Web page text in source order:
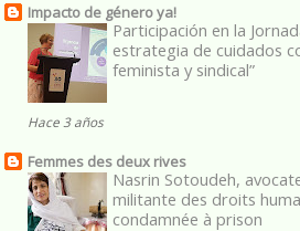
Impacto de género ya!
Participación en la
estrategia de cuidados
feminista y sindical”
Hace 3 años
Femmes des deux rives
Nasrin Sotoudeh,
militante des droits
condamnée à prison